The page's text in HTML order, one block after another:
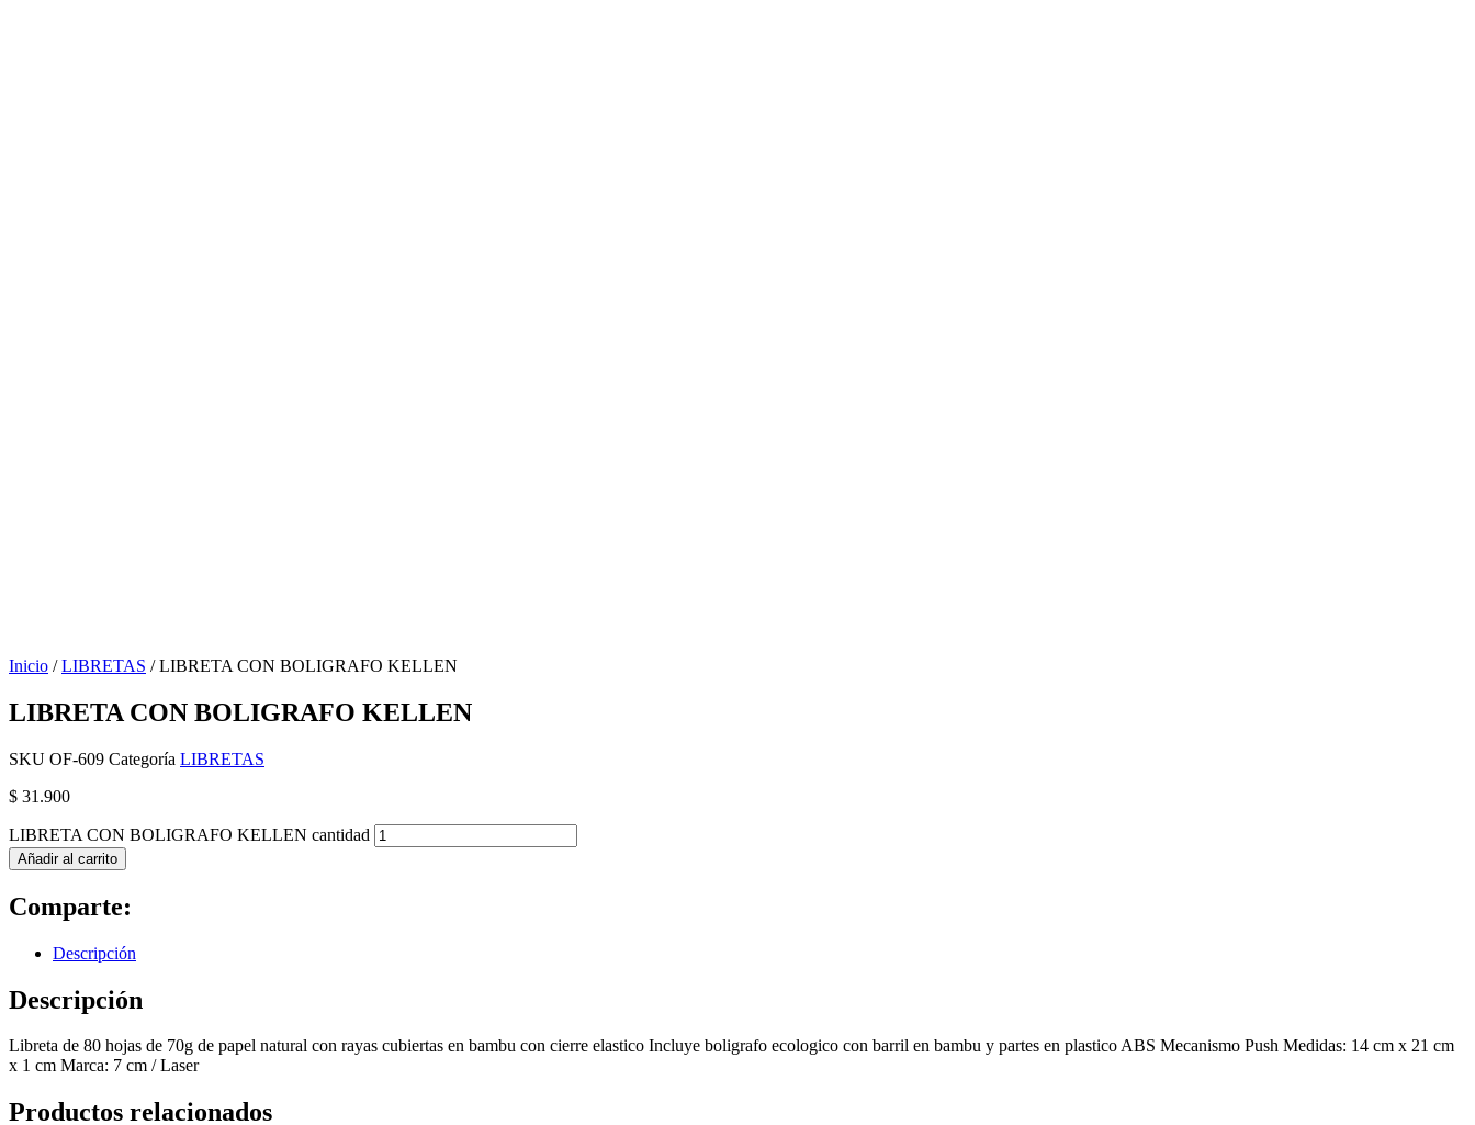
Inicio /LIBRETAS / LIBRETA CON BOLIGRAFO KELLEN
LIBRETA CON BOLIGRAFO KELLEN
SKU OF-609 Categoría LIBRETAS
$ 31.900
LIBRETA CON BOLIGRAFO KELLEN cantidad
Añadir al carrito
Comparte:
Descripción
Descripción
Libreta de 80 hojas de 70g de papel natural con rayas cubiertas en bambu con cierre elastico Incluye boligrafo ecologico con barril en bambu y partes en plastico ABS Mecanismo Push Medidas: 14 cm x 21 cm
x 1 cm Marca: 7 cm / Laser
Productos relacionados